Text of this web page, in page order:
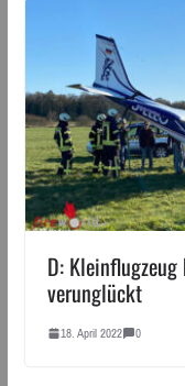
D:
verunglückt
18. April 2022 0